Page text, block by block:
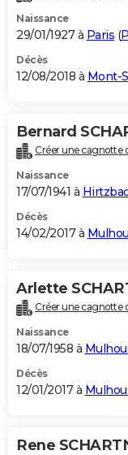
Naissance
29/01/1927 à Paris (
Décès
12/08/2018 à Mont-
Bernard
Créer une cagnotte
Naissance
17/07/1941 à
Décès
14/02/2017 à
Arlette
Créer une cagnotte
Naissance
18/07/1958 à
Décès
12/01/2017 à
Rene